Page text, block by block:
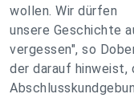
wollen. Wir dürfen
unsere Geschichte
vergessen", so
der darauf hinweist,